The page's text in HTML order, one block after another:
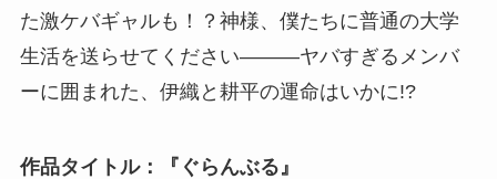
た激ケバギャルも！？神様、僕たちに普通の大学
生活を送らせてください―――ヤバすぎるメンバ
ーに囲まれた、伊織と耕平の運命はいかに!?
作品タイトル：『ぐらんぶる』